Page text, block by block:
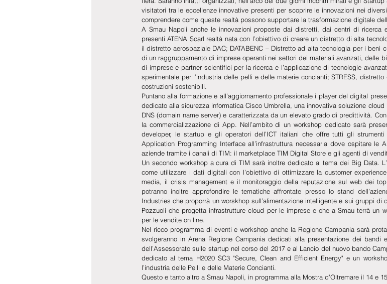
visitatori tra le eccellenze innovative presenti per scoprire le innovazioni nei
comprendere come queste realtà possono supportare la trasformazione digitale
A Smau Napoli anche le innovazioni proposte dai distretti, dai centri di ricerca
presenti ATENA Scarl realtà nata con l’obiettivo di creare un distretto di alta
il distretto aerospaziale DAC; DATABENC – Distretto ad alta tecnologia per i beni
di un raggruppamento di imprese operanti nei settori dei materiali avanzati, delle
di imprese e partner scientifici per la ricerca e l’applicazione di tecnologie
sperimentale per l’industria delle pelli e delle materie concianti; STRESS,
costruzioni sostenibili.
Puntano alla formazione e all’aggiornamento professionale i player del digital
dedicato alla sicurezza informatica Cisco Umbrella, una innovativa soluzione
DNS (domain name server) e caratterizzata da un elevato grado di predittività.
la commercializzazione di App. Nell’ambito di un workshop dedicato sarà
developer, le startup e gli operatori dell’ICT italiani che offre tutti gli
Application Programming Interface all’infrastruttura necessaria dove ospitare
aziende tramite i canali di TIM: il marketplace TIM Digital Store e gli agenti di
Un secondo workshop a cura di TIM sarà inoltre dedicato al tema dei Big Data.
come utilizzare i dati digitali con l’obiettivo di ottimizzare la customer
media, il crisis management e il monitoraggio della reputazione sul web dei
potranno inoltre approfondire le tematiche affrontate presso lo stand
Industries che proporrà un worskhop sull’alimentazione intelligente e sui gruppi di
Pozzuoli che progetta infrastrutture cloud per le imprese e che a Smau terrà un
per le vendite on line.
Nel ricco programma di eventi e workshop anche la Regione Campania sarà
svolgeranno in Arena Regione Campania dedicati alla presentazione dei bandi
dell’Assessorato sulle startup nel corso del 2017 e al Lancio del nuovo bando
dedicato al tema H2020 SC3 "Secure, Clean and Efficient Energy" e un
l’industria delle Pelli e delle Materie Concianti.
Questo e tanto altro a Smau Napoli, in programma alla Mostra d’Oltremare il 14 e